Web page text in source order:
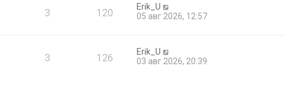
б
ю
м
о
б
3 120
Erik_U
05 авг 2026, 12:57
3 126
Erik_U
03 авг 2026, 20:39